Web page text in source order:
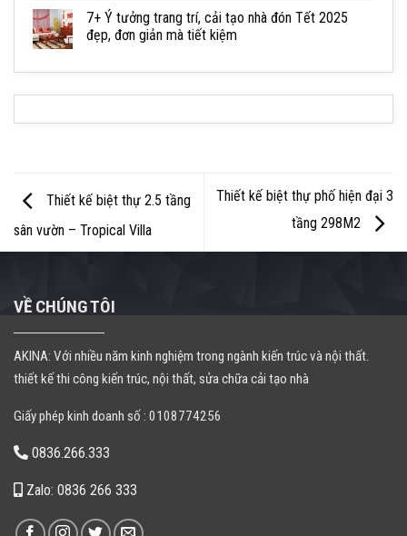
7+ Ý tưởng trang trí, cải tạo nhà đón Tết 2025
đẹp, đơn giản mà tiết kiệm
Thiết kế biệt thự 2.5 tầng
sân vườn – Tropical Villa
Thiết kế biệt thự phố hiện đại 3
tầng 298M2
VỀ CHÚNG TÔI
AKINA: Với nhiều năm kinh nghiệm trong ngành kiến trúc và nội thất.
thiết kế thi công kiến trúc, nội thất, sửa chữa cải tạo nhà
Giấy phép kinh doanh số : 0108774256
0836.266.333
Zalo: 0836 266 333